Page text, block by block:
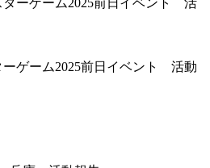
ーゲーム2025前日イベント 活動